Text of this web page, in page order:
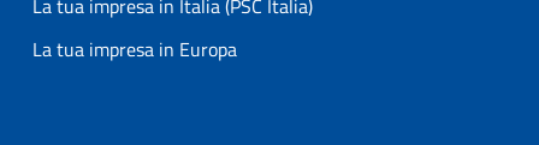
La tua impresa in Italia (PSC Italia)
La tua impresa in Europa